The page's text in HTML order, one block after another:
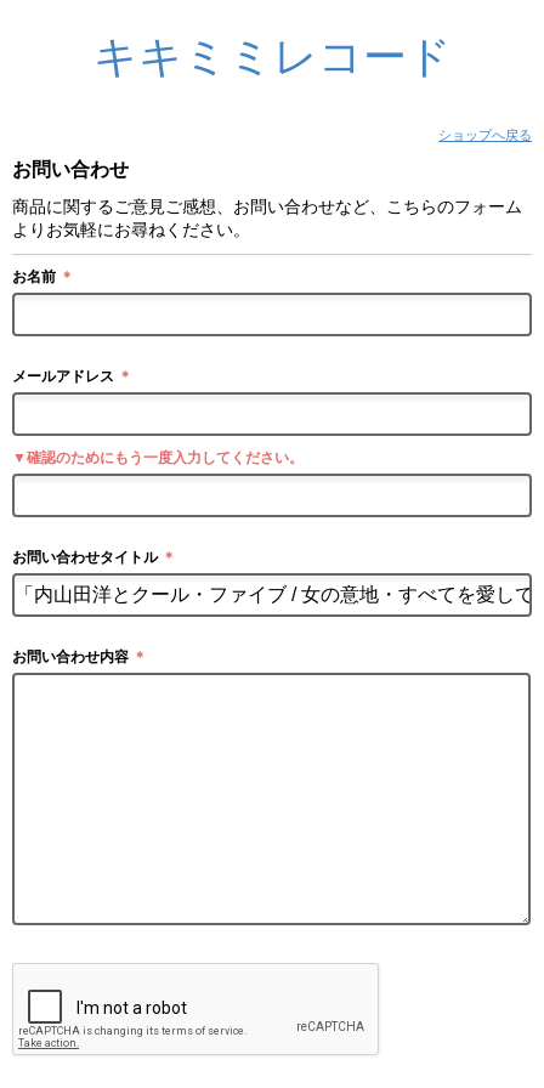
キキミミレコード
ショップへ戻る
お問い合わせ
商品に関するご意見ご感想、お問い合わせなど、こちらのフォーム
よりお気軽にお尋ねください。
お名前 ＊
メールアドレス ＊
▼確認のためにもう一度入力してください。
お問い合わせタイトル ＊
お問い合わせ内容 ＊